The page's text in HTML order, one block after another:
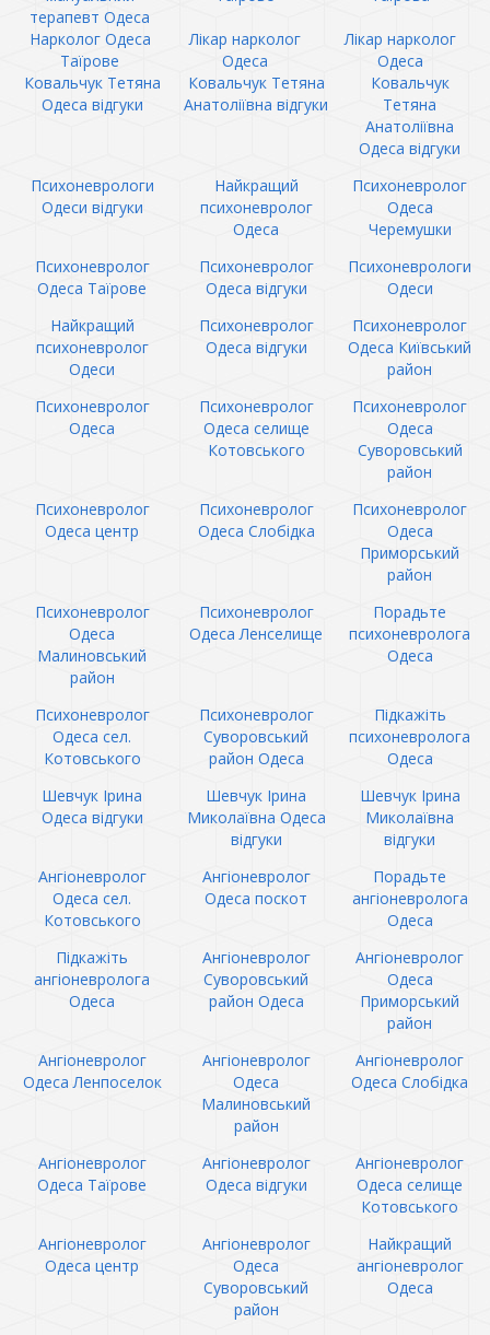
терапевт Одеса
Нарколог Одеса
Таїрове
Лікар нарколог
Одеса
Лікар нарколог
Одеса
Ковальчук Тетяна
Одеса відгуки
Ковальчук Тетяна
Анатоліївна відгуки
Ковальчук
Тетяна
Анатоліївна
Одеса відгуки
Психоневрологи
Одеси відгуки
Найкращий
психоневролог
Одеса
Психоневролог
Одеса
Черемушки
Психоневролог
Одеса Таїрове
Психоневролог
Одеса відгуки
Психоневрологи
Одеси
Найкращий
психоневролог
Одеси
Психоневролог
Одеса відгуки
Психоневролог
Одеса Київський
район
Психоневролог
Одеса
Психоневролог
Одеса селище
Котовського
Психоневролог
Одеса
Суворовський
район
Психоневролог
Одеса центр
Психоневролог
Одеса Слобідка
Психоневролог
Одеса
Приморський
район
Психоневролог
Одеса
Малиновський
район
Психоневролог
Одеса Ленселище
Порадьте
психоневролога
Одеса
Психоневролог
Одеса сел.
Котовського
Психоневролог
Суворовський
район Одеса
Підкажіть
психоневролога
Одеса
Шевчук Ірина
Одеса відгуки
Шевчук Ірина
Миколаївна Одеса
відгуки
Шевчук Ірина
Миколаївна
відгуки
Ангіоневролог
Одеса сел.
Котовського
Ангіоневролог
Одеса поскот
Порадьте
ангіоневролога
Одеса
Підкажіть
ангіоневролога
Одеса
Ангіоневролог
Суворовський
район Одеса
Ангіоневролог
Одеса
Приморський
район
Ангіоневролог
Одеса Ленпоселок
Ангіоневролог
Одеса
Малиновський
район
Ангіоневролог
Одеса Слобідка
Ангіоневролог
Одеса Таїрове
Ангіоневролог
Одеса відгуки
Ангіоневролог
Одеса селище
Котовського
Ангіоневролог
Одеса центр
Ангіоневролог
Одеса
Суворовський
район
Найкращий
ангіоневролог
Одеса